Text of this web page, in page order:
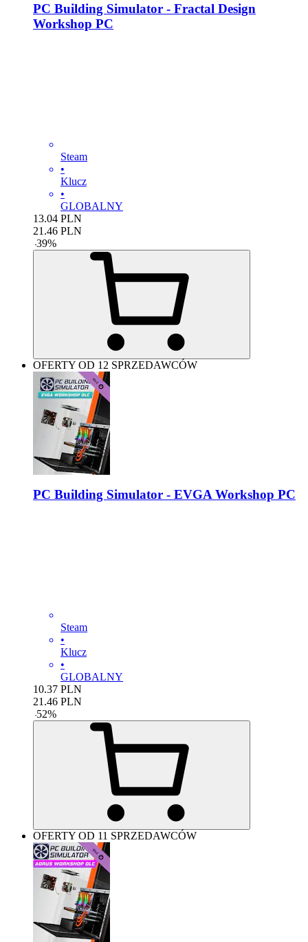
PC Building Simulator - Fractal Design
Workshop PC
Steam
•
Klucz
•
GLOBALNY
13.04 PLN
21.46 PLN
-39%
OFERTY OD 12 SPRZEDAWCÓW
PC Building Simulator - EVGA Workshop PC
Steam
•
Klucz
•
GLOBALNY
10.37 PLN
21.46 PLN
-52%
OFERTY OD 11 SPRZEDAWCÓW